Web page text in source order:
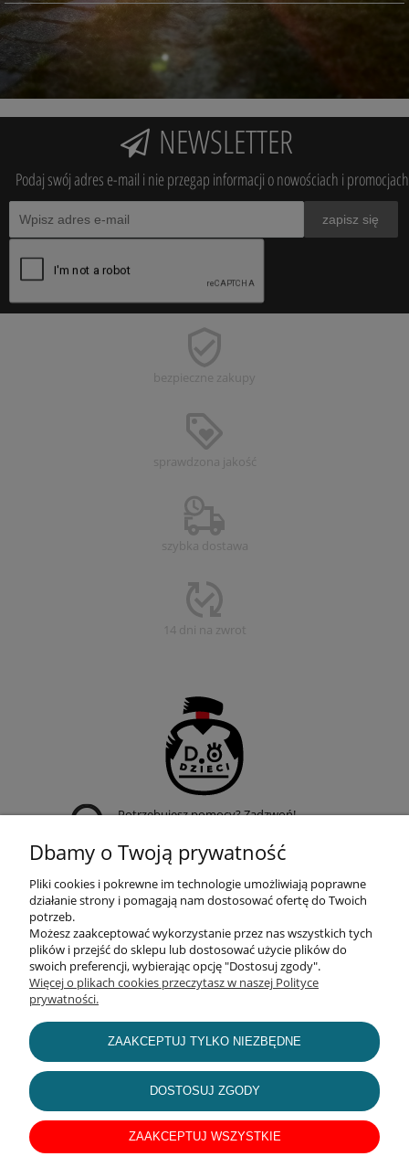
NEWSLETTER
Podaj swój adres e-mail i nie przegap informacji o nowościach i
zapisz się
bezpieczne zakupy
sprawdzona jakość
szybka dostawa
14 dni na zwrot
Potrzebujesz pomocy? Zadzwoń!
POMOC
INFORMACJE
O NAS
Dbamy o Twoją prywatność
Pliki cookies i pokrewne im technologie umożliwiają poprawne
działanie strony i pomagają nam dostosować ofertę do Twoich
potrzeb.
Możesz zaakceptować wykorzystanie przez nas wszystkich tych
plików i przejść do sklepu lub dostosować użycie plików do
swoich preferencji, wybierając opcję "Dostosuj zgody".
Więcej o plikach cookies przeczytasz w naszej Polityce
prywatności.
ZAAKCEPTUJ TYLKO NIEZBĘDNE
DOSTOSUJ ZGODY
ZAAKCEPTUJ WSZYSTKIE